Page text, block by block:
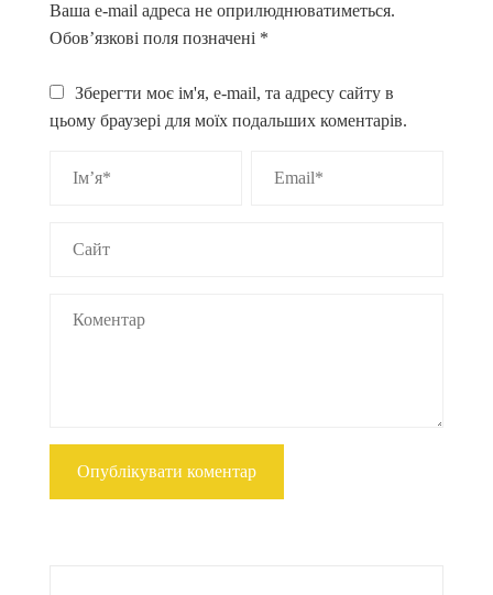
Ваша e-mail адреса не оприлюднюватиметься.
Обов’язкові поля позначені *
Зберегти моє ім'я, e-mail, та адресу сайту в
цьому браузері для моїх подальших коментарів.